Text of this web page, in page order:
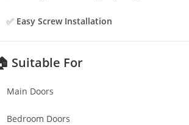
✅ Easy Screw Installation
Suitable For
Main Doors
Bedroom Doors